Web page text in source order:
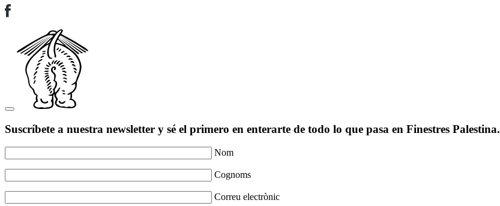
Suscríbete a nuestra newsletter y sé el primero en enterarte de todo lo que pasa en Finestres Palestina.
Nom
Cognoms
Correu electrònic